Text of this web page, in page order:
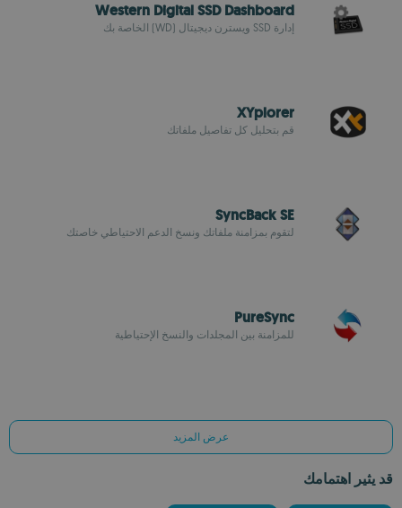
Western Digital SSD Dashboard
إدارة SSD ويسترن ديجيتال (WD) الخاصة بك
XYplorer
قم بتحليل كل تفاصيل ملفاتك
SyncBack SE
لتقوم بمزامنة ملفاتك ونسخ الدعم الاحتياطي خاصتك
PureSync
للمزامنة بين المجلدات والنسخ الإحتياطية
عرض المزيد
قد يثير اهتمامك